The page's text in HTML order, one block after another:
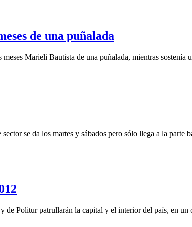
de una puñalada
Marieli Bautista de una puñalada, mientras
sector se da los martes y sábados pero sólo llega a la
de Politur patrullarán la capital y el interior del país, en